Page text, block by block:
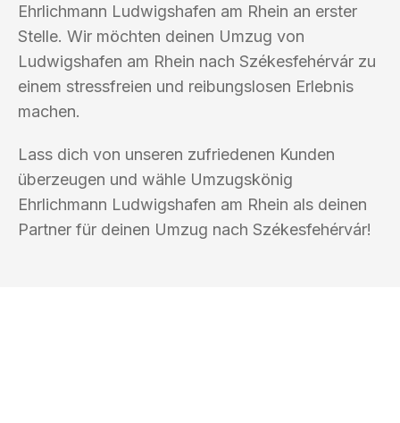
Ehrlichmann Ludwigshafen am Rhein an erster
Stelle. Wir möchten deinen Umzug von
Ludwigshafen am Rhein nach Székesfehérvár zu
einem stressfreien und reibungslosen Erlebnis
machen.
Lass dich von unseren zufriedenen Kunden
überzeugen und wähle Umzugskönig
Ehrlichmann Ludwigshafen am Rhein als deinen
Partner für deinen Umzug nach Székesfehérvár!